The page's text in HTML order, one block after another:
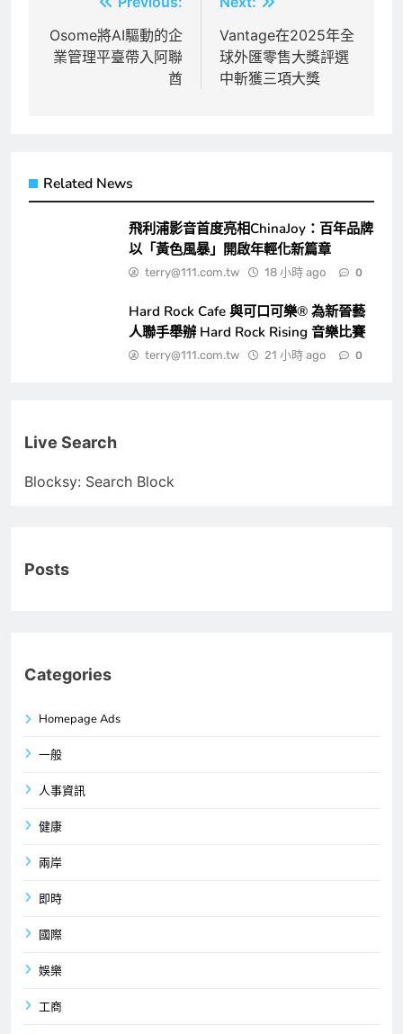
章
導
Osome將AI驅動的企
業管理平臺帶入阿聯
酋
Vantage在2025年全
球外匯零售大獎評選
中斬獲三項大獎
Related News
飛利浦影音首度亮相ChinaJoy：百年品牌
以「黃色風暴」開啟年輕化新篇章
terry@111.com.tw 18 小時 ago 0
Hard Rock Cafe 與可口可樂® 為新晉藝
人聯手舉辦 Hard Rock Rising 音樂比賽
terry@111.com.tw 21 小時 ago 0
Live Search
Blocksy: Search Block
Posts
Categories
Homepage Ads
一般
人事資訊
健康
兩岸
即時
國際
娛樂
工商